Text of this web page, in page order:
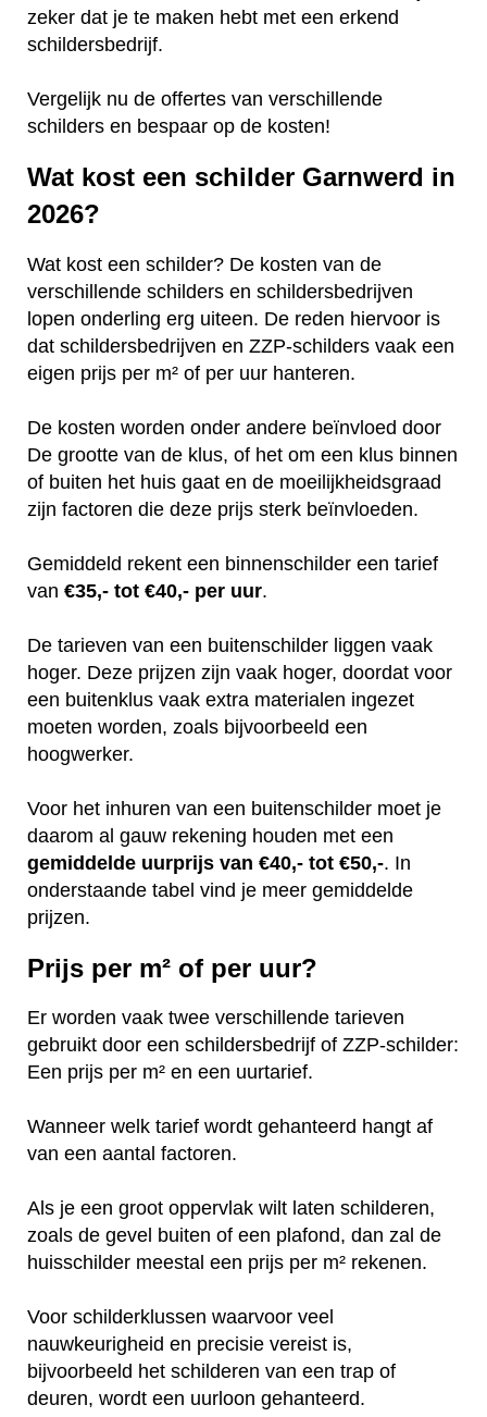
zeker dat je te maken hebt met een erkend
schildersbedrijf.
Vergelijk nu de offertes van verschillende
schilders en bespaar op de kosten!
Wat kost een schilder Garnwerd in
2026?
Wat kost een schilder? De kosten van de
verschillende schilders en schildersbedrijven
lopen onderling erg uiteen. De reden hiervoor is
dat schildersbedrijven en ZZP-schilders vaak een
eigen prijs per m² of per uur hanteren.
De kosten worden onder andere beïnvloed door
De grootte van de klus, of het om een klus binnen
of buiten het huis gaat en de moeilijkheidsgraad
zijn factoren die deze prijs sterk beïnvloeden.
Gemiddeld rekent een binnenschilder een tarief
van €35,- tot €40,- per uur.
De tarieven van een buitenschilder liggen vaak
hoger. Deze prijzen zijn vaak hoger, doordat voor
een buitenklus vaak extra materialen ingezet
moeten worden, zoals bijvoorbeeld een
hoogwerker.
Voor het inhuren van een buitenschilder moet je
daarom al gauw rekening houden met een
gemiddelde uurprijs van €40,- tot €50,-. In
onderstaande tabel vind je meer gemiddelde
prijzen.
Prijs per m² of per uur?
Er worden vaak twee verschillende tarieven
gebruikt door een schildersbedrijf of ZZP-schilder:
Een prijs per m² en een uurtarief.
Wanneer welk tarief wordt gehanteerd hangt af
van een aantal factoren.
Als je een groot oppervlak wilt laten schilderen,
zoals de gevel buiten of een plafond, dan zal de
huisschilder meestal een prijs per m² rekenen.
Voor schilderklussen waarvoor veel
nauwkeurigheid en precisie vereist is,
bijvoorbeeld het schilderen van een trap of
deuren, wordt een uurloon gehanteerd.